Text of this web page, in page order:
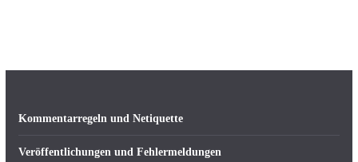
Kommentarregeln und Netiquette
Veröffentlichungen und Fehlermeldungen